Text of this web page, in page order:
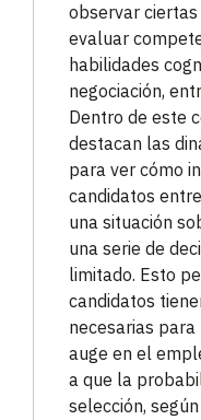
observar
evaluar
habilidades
negociación,
Dentro de este
destacan las
para ver cómo
candidatos
una situación
una serie de
limitado. Esto
candidatos
necesarias
auge en el
a que la
selección,